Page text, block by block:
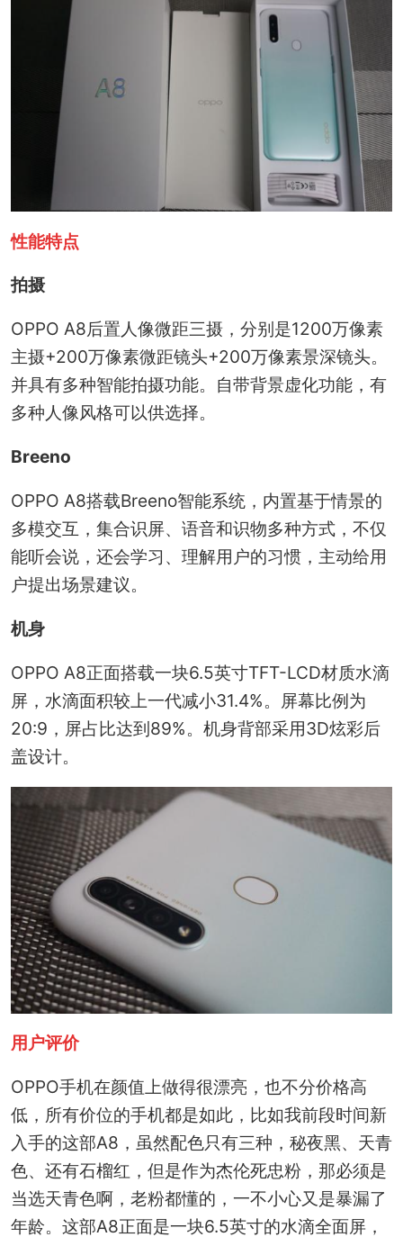
性能特点
拍摄
OPPO A8后置人像微距三摄，分别是1200万像素
主摄+200万像素微距镜头+200万像素景深镜头。
并具有多种智能拍摄功能。自带背景虚化功能，有
多种人像风格可以供选择。
Breeno
OPPO A8搭载Breeno智能系统，内置基于情景的
多模交互，集合识屏、语音和识物多种方式，不仅
能听会说，还会学习、理解用户的习惯，主动给用
户提出场景建议。
机身
OPPO A8正面搭载一块6.5英寸TFT-LCD材质水滴
屏，水滴面积较上一代减小31.4%。屏幕比例为
20:9，屏占比达到89%。机身背部采用3D炫彩后
盖设计。
用户评价
OPPO手机在颜值上做得很漂亮，也不分价格高
低，所有价位的手机都是如此，比如我前段时间新
入手的这部A8，虽然配色只有三种，秘夜黑、天青
色、还有石榴红，但是作为杰伦死忠粉，那必须是
当选天青色啊，老粉都懂的，一不小心又是暴漏了
年龄。这部A8正面是一块6.5英寸的水滴全面屏，